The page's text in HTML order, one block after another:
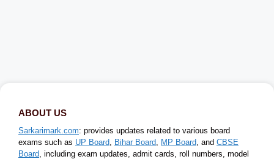
ABOUT US
Sarkarimark.com: provides updates related to various board
exams such as UP Board, Bihar Board, MP Board, and CBSE
Board, including exam updates, admit cards, roll numbers, model